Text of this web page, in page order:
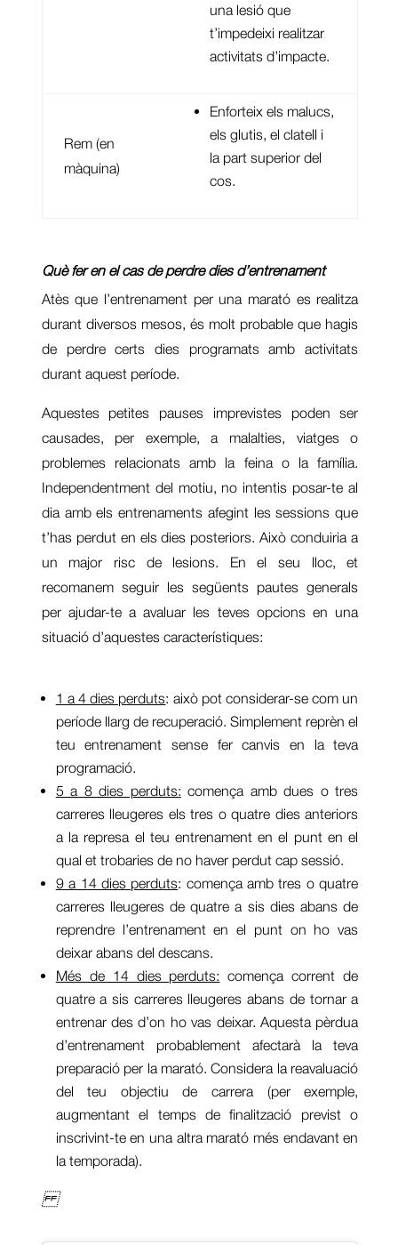
una lesió que
t’impedeixi realitzar
activitats d’impacte.
Rem (en
màquina)
Enforteix els malucs,
els glutis, el clatell i
la part superior del
cos.
Què fer en el cas de perdre dies d’entrenament
Atès que l’entrenament per una marató es realitza
durant diversos mesos, és molt probable que hagis
de perdre certs dies programats amb activitats
durant aquest període.
Aquestes petites pauses imprevistes poden ser
causades, per exemple, a malalties, viatges o
problemes relacionats amb la feina o la família.
Independentment del motiu, no intentis posar-te al
dia amb els entrenaments afegint les sessions que
t’has perdut en els dies posteriors. Això conduiria a
un major risc de lesions. En el seu lloc, et
recomanem seguir les següents pautes generals
per ajudar-te a avaluar les teves opcions en una
situació d’aquestes característiques:
1 a 4 dies perduts: això pot considerar-se com un
període llarg de recuperació. Simplement reprèn el
teu entrenament sense fer canvis en la teva
programació.
5 a 8 dies perduts: comença amb dues o tres
carreres lleugeres els tres o quatre dies anteriors
a la represa el teu entrenament en el punt en el
qual et trobaries de no haver perdut cap sessió.
9 a 14 dies perduts: comença amb tres o quatre
carreres lleugeres de quatre a sis dies abans de
reprendre l’entrenament en el punt on ho vas
deixar abans del descans.
Més de 14 dies perduts: comença corrent de
quatre a sis carreres lleugeres abans de tornar a
entrenar des d’on ho vas deixar. Aquesta pèrdua
d’entrenament probablement afectarà la teva
preparació per la marató. Considera la reavaluació
del teu objectiu de carrera (per exemple,
augmentant el temps de finalització previst o
inscrivint-te en una altra marató més endavant en
la temporada).